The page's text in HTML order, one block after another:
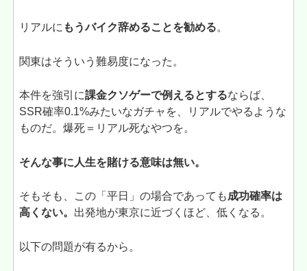
リアルに もうバイク辞めることを勧める。
関東はそういう難易度になった。
本件を強引に課金クソゲーで例えるとするならば、
SSR確率0.1%みたいなガチャを、リアルでやるような
ものだ。爆死＝リアル死なやつを。
そんな事に人生を賭ける意味は無い。
そもそも、この「平日」の場合であっても成功確率は
高くない。 出発地が東京に近づくほど、低くなる。
以下の問題が有るから。